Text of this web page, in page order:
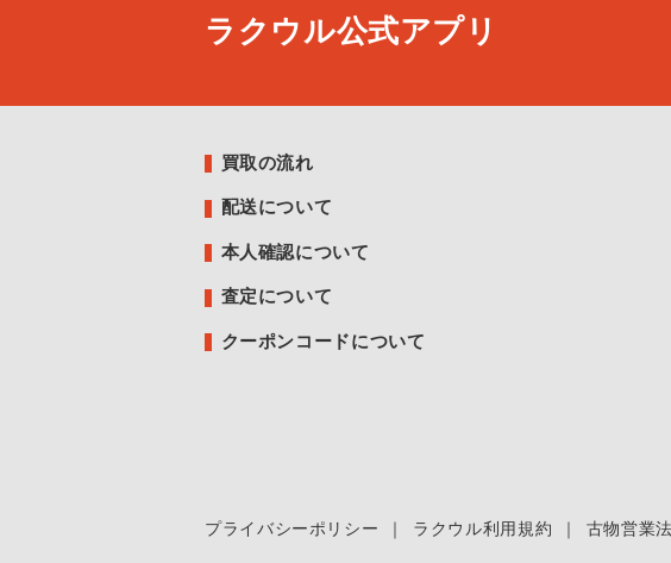
ラクウル公式アプリ
買取の流れ
配送について
本人確認について
査定について
クーポンコードについて
プライバシーポリシー ｜ ラクウル利用規約 ｜ 古物営業